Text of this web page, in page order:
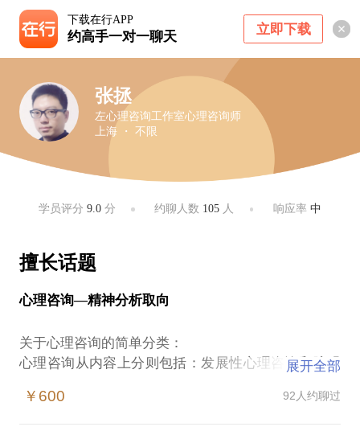
下载在行APP
约高手一对一聊天 立即下载
张拯
左心理咨询工作室心理咨询师
上海 ・ 不限
学员评分9.0 分 约聊人数 105 人 响应率 中
擅长话题
心理咨询—精神分析取向
关于心理咨询的简单分类：
心理咨询从内容上分则包括：发展性心理咨询和障碍
发展性心理咨询，比如学科专业的选择、职业生涯规
展开全部
￥600 92人约聊过